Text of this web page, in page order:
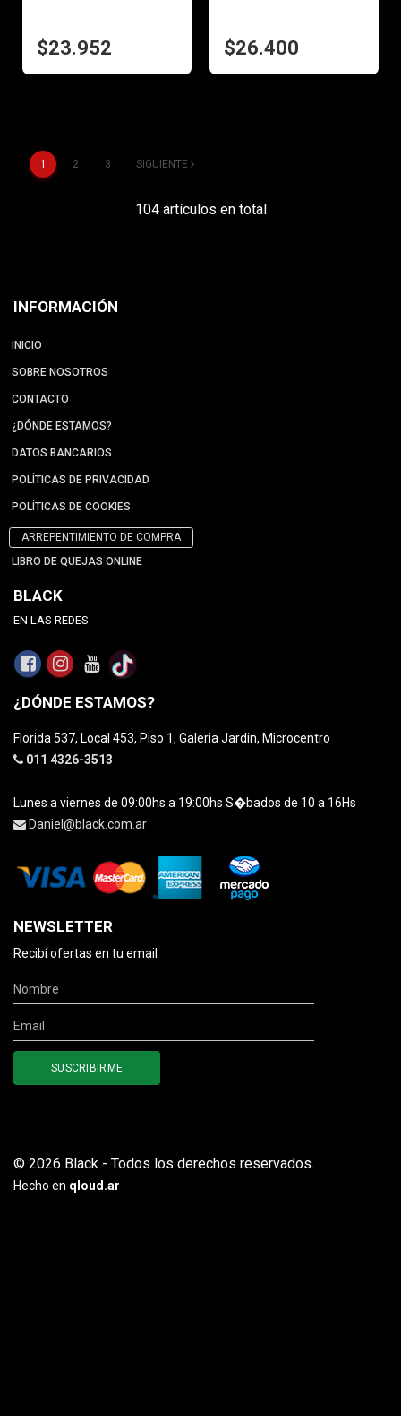
$23.952 $26.400
1 2 3 SIGUIENTE
104 artículos en total
INFORMACIÓN
INICIO
SOBRE NOSOTROS
CONTACTO
¿DÓNDE ESTAMOS?
DATOS BANCARIOS
POLÍTICAS DE PRIVACIDAD
POLÍTICAS DE COOKIES
ARREPENTIMIENTO DE COMPRA
LIBRO DE QUEJAS ONLINE
BLACK
EN LAS REDES
¿DÓNDE ESTAMOS?
Florida 537, Local 453, Piso 1, Galeria Jardin, Microcentro
011 4326-3513
Lunes a viernes de 09:00hs a 19:00hs S�bados de 10 a 16Hs
Daniel@black.com.ar
NEWSLETTER
Recibí ofertas en tu email
© 2026 Black - Todos los derechos reservados.
Hecho en qloud.ar